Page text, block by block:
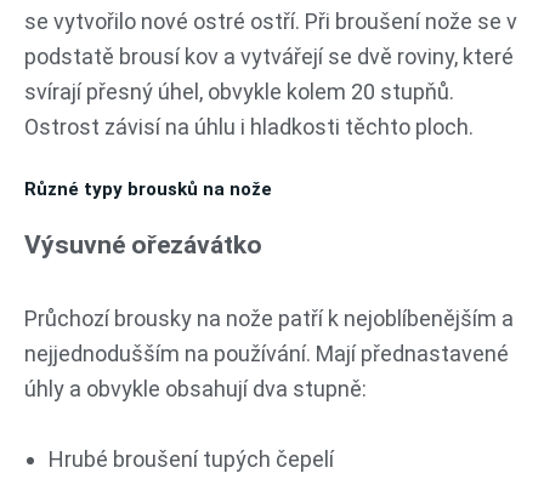
se vytvořilo nové ostré ostří. Při broušení nože se v
podstatě brousí kov a vytvářejí se dvě roviny, které
svírají přesný úhel, obvykle kolem 20 stupňů.
Ostrost závisí na úhlu i hladkosti těchto ploch.
Různé typy brousků na nože
Výsuvné ořezávátko
Průchozí brousky na nože patří k nejoblíbenějším a
nejjednodušším na používání. Mají přednastavené
úhly a obvykle obsahují dva stupně:
Hrubé broušení tupých čepelí